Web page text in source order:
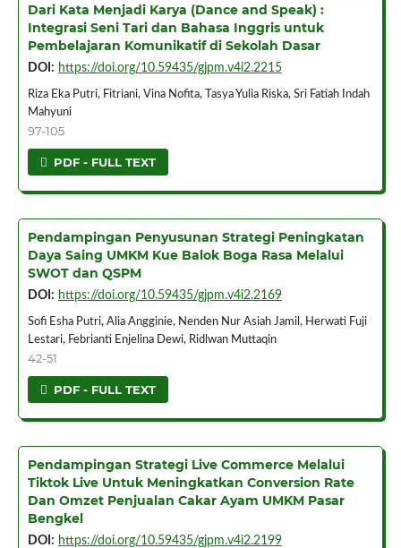
Dari Kata Menjadi Karya (Dance and Speak) :
Integrasi Seni Tari dan Bahasa Inggris untuk
Pembelajaran Komunikatif di Sekolah Dasar
DOI: https://doi.org/10.59435/gjpm.v4i2.2215
Riza Eka Putri, Fitriani, Vina Nofita, Tasya Yulia Riska, Sri Fatiah Indah
Mahyuni
97-105
PDF - FULL TEXT
Pendampingan Penyusunan Strategi Peningkatan
Daya Saing UMKM Kue Balok Boga Rasa Melalui
SWOT dan QSPM
DOI: https://doi.org/10.59435/gjpm.v4i2.2169
Sofi Esha Putri, Alia Angginie, Nenden Nur Asiah Jamil, Herwati Fuji
Lestari, Febrianti Enjelina Dewi, Ridlwan Muttaqin
42-51
PDF - FULL TEXT
Pendampingan Strategi Live Commerce Melalui
Tiktok Live Untuk Meningkatkan Conversion Rate
Dan Omzet Penjualan Cakar Ayam UMKM Pasar
Bengkel
DOI: https://doi.org/10.59435/gjpm.v4i2.2199